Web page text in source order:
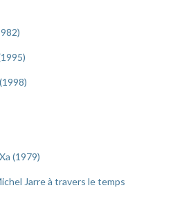
(1979)
Jarre à travers le temps